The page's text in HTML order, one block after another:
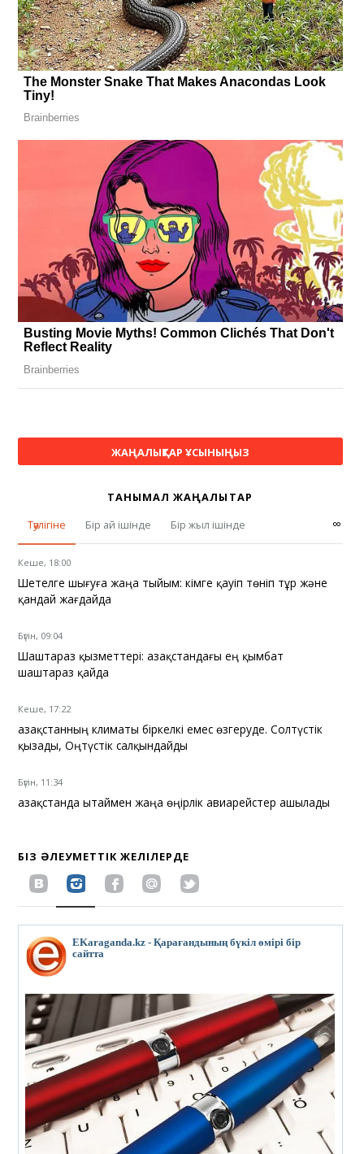
ЖАҢАЛЫҚТАР ҰСЫНЫҢЫЗ
ТАНЫМАЛ ЖАҢАЛЫҚТАР
Тәулігіне
Бір ай ішінде Бір жыл ішінде ∞
Кеше, 18:00
Шетелге шығуға жаңа тыйым: кімге қауіп төніп тұр және
қандай жағдайда
Бүгін, 09:04
Шаштараз қызметтері: Қазақстандағы ең қымбат
шаштараз қайда
Кеше, 17:22
Қазақстанның климаты біркелкі емес өзгеруде. Солтүстік
қызады, Оңтүстік салқындайды
Бүгін, 11:34
Қазақстанда Қытаймен жаңа өңірлік авиарейстер ашылады
БІЗ ӘЛЕУМЕТТІК ЖЕЛІЛЕРДЕ
EKaraganda.kz - Қарағандының бүкіл өмірі бір
сайтта